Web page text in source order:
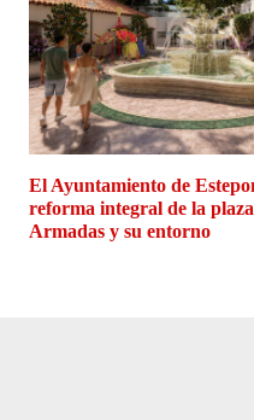
El Ayuntamiento de
reforma integral de la
Armadas y su entorno